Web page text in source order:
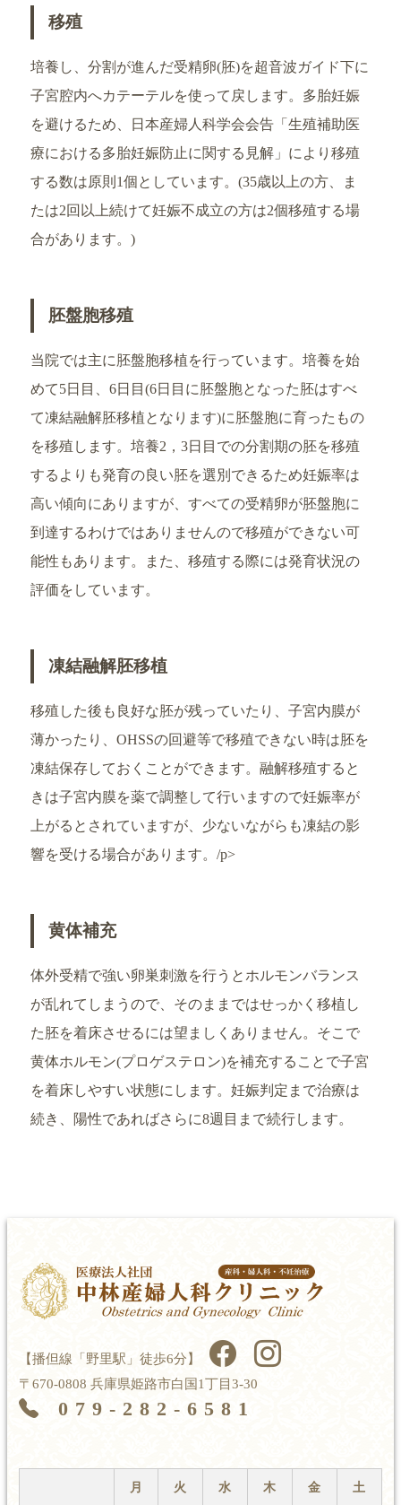
移殖
培養し、分割が進んだ受精卵(胚)を超音波ガイド下に
子宮腔内へカテーテルを使って戻します。多胎妊娠
を避けるため、日本産婦人科学会会告「生殖補助医
療における多胎妊娠防止に関する見解」により移殖
する数は原則1個としています。(35歳以上の方、ま
たは2回以上続けて妊娠不成立の方は2個移殖する場
合があります。)
胚盤胞移殖
当院では主に胚盤胞移植を行っています。培養を始
めて5日目、6日目(6日目に胚盤胞となった胚はすべ
て凍結融解胚移植となります)に胚盤胞に育ったもの
を移殖します。培養2，3日目での分割期の胚を移殖
するよりも発育の良い胚を選別できるため妊娠率は
高い傾向にありますが、すべての受精卵が胚盤胞に
到達するわけではありませんので移殖ができない可
能性もあります。また、移殖する際には発育状況の
評価をしています。
凍結融解胚移植
移殖した後も良好な胚が残っていたり、子宮内膜が
薄かったり、OHSSの回避等で移殖できない時は胚を
凍結保存しておくことができます。融解移殖すると
きは子宮内膜を薬で調整して行いますので妊娠率が
上がるとされていますが、少ないながらも凍結の影
響を受ける場合があります。/p>
黄体補充
体外受精で強い卵巣刺激を行うとホルモンバランス
が乱れてしまうので、そのままではせっかく移植し
た胚を着床させるには望ましくありません。そこで
黄体ホルモン(プロゲステロン)を補充することで子宮
を着床しやすい状態にします。妊娠判定まで治療は
続き、陽性であればさらに8週目まで続行します。
【播但線「野里駅」徒歩6分】
〒670-0808 兵庫県姫路市白国1丁目3-30
079-282-6581
月 火 水 木 金 土